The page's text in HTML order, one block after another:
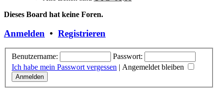
Dieses Board hat keine Foren.
Anmelden • Registrieren
Benutzername:
Passwort:
Ich habe mein Passwort vergessen | Angemeldet bleiben